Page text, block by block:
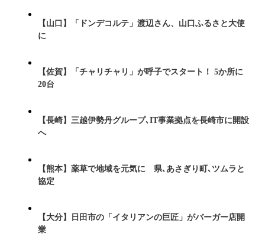
【山口】「ドンデコルテ」渡辺さん、山口ふるさと大使
に
【佐賀】「チャリチャリ」が呼子でスタート！ 5か所に
20台
【長崎】三越伊勢丹グループ､IT事業拠点を長崎市に開設
へ
【熊本】薬草で地域を元気に 県､あさぎり町､ツムラと
協定
【大分】日田市の「イタリアンの巨匠」がバーガー店開
業